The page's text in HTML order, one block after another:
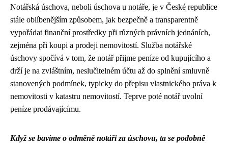
Notářská úschova, neboli úschova u notáře, je v České republice
stále oblíbenějším způsobem, jak bezpečně a transparentně
vypořádat finanční prostředky při různých právních jednáních,
zejména při koupi a prodeji nemovitostí. Služba notářské
úschovy spočívá v tom, že notář přijme peníze od kupujícího a
drží je na zvláštním, neslučitelném účtu až do splnění smluvně
stanovených podmínek, typicky do přepisu vlastnického práva k
nemovitosti v katastru nemovitostí. Teprve poté notář uvolní
peníze prodávajícímu.
Když se bavíme o odměně notáři za úschovu, ta se podobně